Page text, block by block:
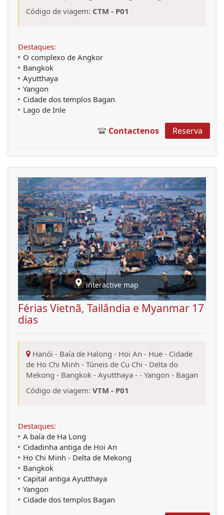
Código de viagem: CTM - P01
Destaques:
O complexo de Angkor
Bangkok
Ayutthaya
Yangon
Cidade dos templos Bagan
Lago de Inle
Contactenos Reserva
interactive map
Férias Vietnã, Tailândia e Myanmar 17
dias
Hanói - Baía de Halong - Hoi An - Hue - Cidade
de Ho Chi Minh - Túneis de Cu Chi - Delta do
Mekong - Bangkok - Ayutthaya - - Yangon - Bagan
Código de viagem: VTM - P01
Destaques:
A baía de Ha Long
Cidadinha antiga de Hoi An
Ho Chi Minh - Delta de Mekong
Bangkok
Capital antiga Ayutthaya
Yangon
Cidade dos templos Bagan